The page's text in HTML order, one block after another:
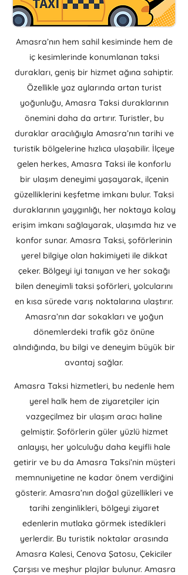
Amasra’nın hem sahil kesiminde hem de
iç kesimlerinde konumlanan taksi
durakları, geniş bir hizmet ağına sahiptir.
Özellikle yaz aylarında artan turist
yoğunluğu, Amasra Taksi duraklarının
önemini daha da artırır. Turistler, bu
duraklar aracılığıyla Amasra’nın tarihi ve
turistik bölgelerine hızlıca ulaşabilir. İlçeye
gelen herkes, Amasra Taksi ile konforlu
bir ulaşım deneyimi yaşayarak, ilçenin
güzelliklerini keşfetme imkanı bulur. Taksi
duraklarının yaygınlığı, her noktaya kolay
erişim imkanı sağlayarak, ulaşımda hız ve
konfor sunar. Amasra Taksi, şoförlerinin
yerel bilgiye olan hakimiyeti ile dikkat
çeker. Bölgeyi iyi tanıyan ve her sokağı
bilen deneyimli taksi şoförleri, yolcularını
en kısa sürede varış noktalarına ulaştırır.
Amasra’nın dar sokakları ve yoğun
dönemlerdeki trafik göz önüne
alındığında, bu bilgi ve deneyim büyük bir
avantaj sağlar.
Amasra Taksi hizmetleri, bu nedenle hem
yerel halk hem de ziyaretçiler için
vazgeçilmez bir ulaşım aracı haline
gelmiştir. Şoförlerin güler yüzlü hizmet
anlayışı, her yolculuğu daha keyifli hale
getirir ve bu da Amasra Taksi’nin müşteri
memnuniyetine ne kadar önem verdiğini
gösterir. Amasra’nın doğal güzellikleri ve
tarihi zenginlikleri, bölgeyi ziyaret
edenlerin mutlaka görmek istedikleri
yerlerdir. Bu turistik noktalar arasında
Amasra Kalesi, Cenova Şatosu, Çekiciler
Çarşısı ve meşhur plajlar bulunur. Amasra